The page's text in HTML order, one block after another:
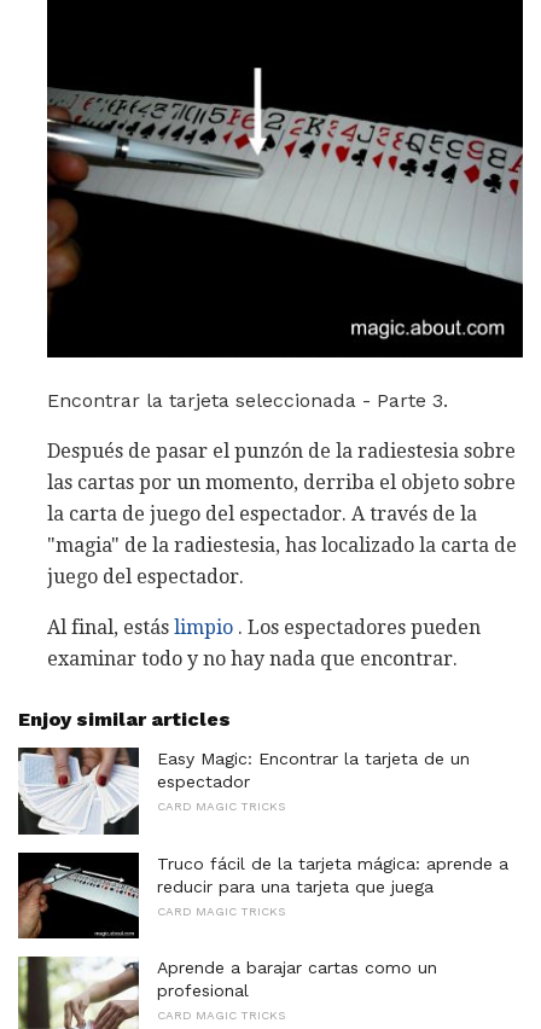
Encontrar la tarjeta seleccionada - Parte 3.
Después de pasar el punzón de la radiestesia sobre
las cartas por un momento, derriba el objeto sobre
la carta de juego del espectador. A través de la
"magia" de la radiestesia, has localizado la carta de
juego del espectador.
Al final, estás limpio . Los espectadores pueden
examinar todo y no hay nada que encontrar.
Enjoy similar articles
Easy Magic: Encontrar la tarjeta de un
espectador
CARD MAGIC TRICKS
Truco fácil de la tarjeta mágica: aprende a
reducir para una tarjeta que juega
CARD MAGIC TRICKS
Aprende a barajar cartas como un
profesional
CARD MAGIC TRICKS